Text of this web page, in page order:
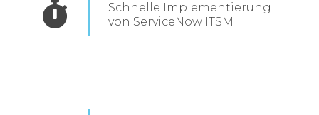
Schnelle Implementierung
von ServiceNow ITSM